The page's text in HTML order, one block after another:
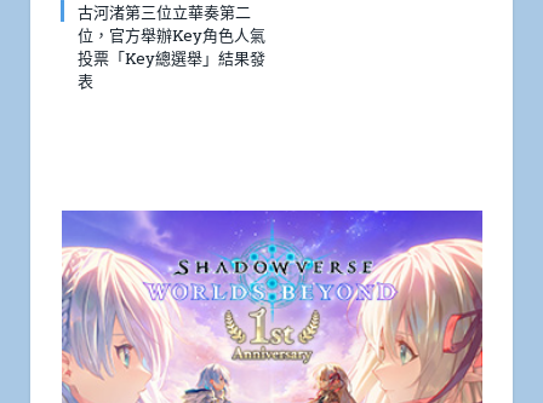
古河渚第三位立華奏第二
位，官方舉辦Key角色人氣
投票「Key總選舉」結果發
表